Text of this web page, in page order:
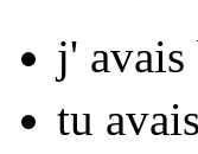
j'
tu